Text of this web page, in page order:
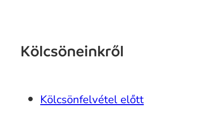
Kölcsöneinkről
Kölcsönfelvétel előtt